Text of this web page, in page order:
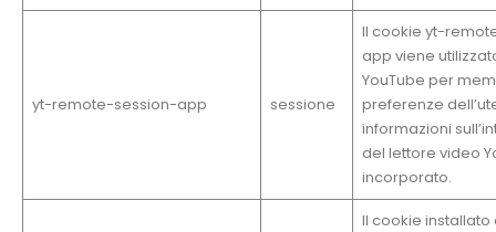
yt-remote-session-app sessione
Il cookie yt-
app viene
YouTube per
preferenze
informazioni
del lettore video
incorporato.
Il cookie installato